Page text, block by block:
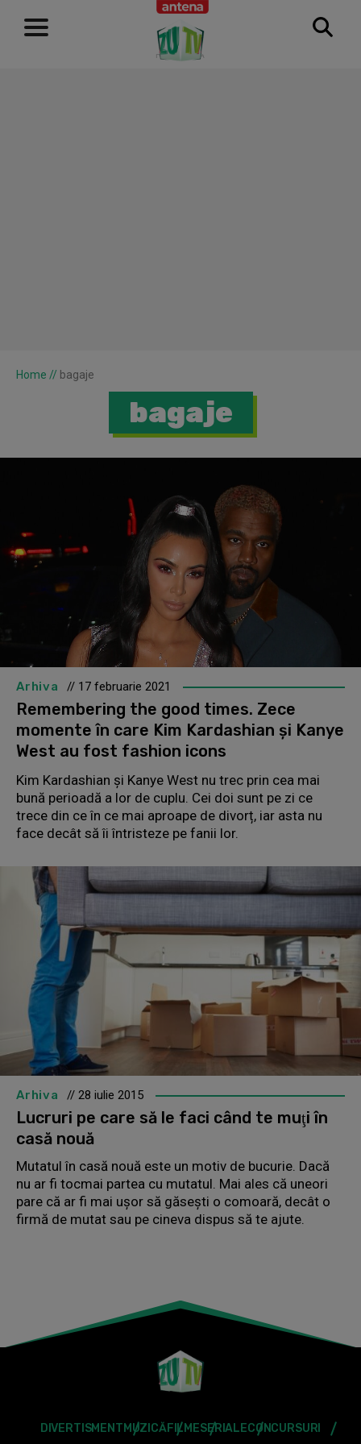
RECLAMĂ
Home // bagaje
bagaje
Arhiva // 17 februarie 2021
Remembering the good times. Zece
momente în care Kim Kardashian și Kanye
West au fost fashion icons
Kim Kardashian și Kanye West nu trec prin cea mai
bună perioadă a lor de cuplu. Cei doi sunt pe zi ce
trece din ce în ce mai aproape de divorț, iar asta nu
face decât să îi întristeze pe fanii lor.
Arhiva // 28 iulie 2015
Lucruri pe care să le faci când te muţi în
casă nouă
Mutatul în casă nouă este un motiv de bucurie. Dacă
nu ar fi tocmai partea cu mutatul. Mai ales că uneori
pare că ar fi mai uşor să găseşti o comoară, decât o
firmă de mutat sau pe cineva dispus să te ajute.
DIVERTISMENT MUZICĂFILMESERIALECONCURSURI